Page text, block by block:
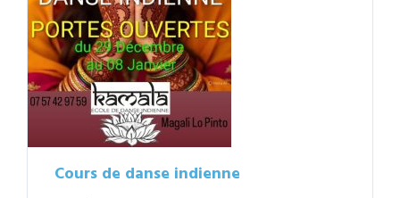
Cours de danse indienne